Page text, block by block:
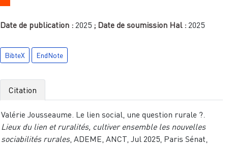
Date de publication : 2025 ; Date de soumission Hal : 2025
BibteX EndNote
Citation
Valérie Jousseaume. Le lien social, une question rurale ?.
Lieux du lien et ruralités, cultiver ensemble les nouvelles
sociabilités rurales, ADEME, ANCT, Jul 2025, Paris Sénat,